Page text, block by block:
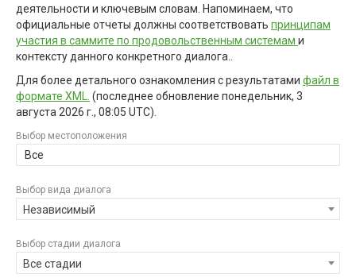
деятельности и ключевым словам. Напоминаем, что
официальные отчеты должны соответствовать принципам
участия в саммите по продовольственным системам и
контексту данного конкретного диалога..
Для более детального ознакомления с результатами файл в
формате XML.
(последнее обновление понедельник, 3
августа 2026 г., 08:05 UTC).
Выбор местоположения
Все
Выбор вида диалога
Независимый
Выбор стадии диалога
Все стадии